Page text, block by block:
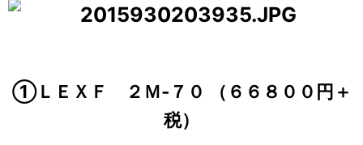
①ＬＥＸＦ ２Ｍ‐７０ （６６８００円＋
税）